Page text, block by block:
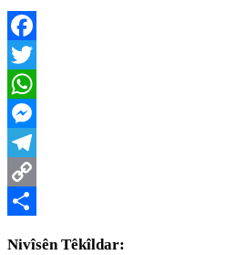
Facebook
Twitter
WhatsApp
Messenger
Telegram
Copy
Nivîsên Têkîldar: